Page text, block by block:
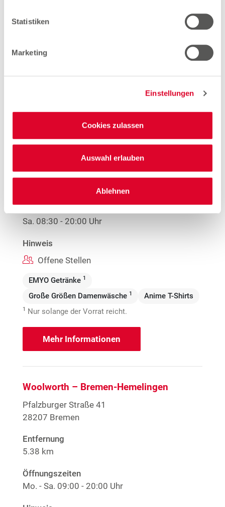
Statistiken
Marketing
Einstellungen
Cookies zulassen
Auswahl erlauben
Ablehnen
Woolworth – Bremen Neue Vahr
Berliner Freiheit 9a
Entfernung
Öffnungszeiten
09:00 - 20:00 Uhr
Di.08:30 - 20:00 Uhr
08:30 - 20:00 Uhr
Fr.09:00 - 20:00 Uhr
Sa. 08:30 - 20:00 Uhr
Hinweis
Offene Stellen
EMYO Getränke 1
Große Größen Damenwäsche 1 Anime T-Shirts
1 Nur solange der Vorrat reicht.
Mehr Informationen
Woolworth – Bremen-Hemelingen
Pfalzburger Straße 41
28207 Bremen
Entfernung
5.38 km
Öffnungszeiten
Mo. - Sa. 09:00 - 20:00 Uhr